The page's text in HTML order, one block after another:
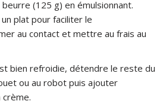
(125 g) en émulsionnant.
plat pour faciliter le
au contact et mettre au frais au
bien refroidie, détendre le reste du
ou au robot puis ajouter